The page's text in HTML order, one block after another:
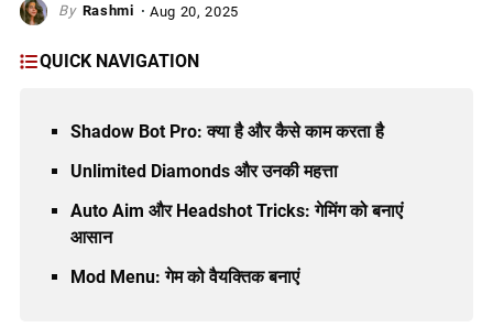
Rashmi Aug 20, 2025
QUICK NAVIGATION
Shadow Bot Pro: क्या है और कैसे काम करता है
Unlimited Diamonds और उनकी महत्ता
Auto Aim और Headshot Tricks: गेमिंग को बनाएं
आसान
Mod Menu: गेम को वैयक्तिक बनाएं